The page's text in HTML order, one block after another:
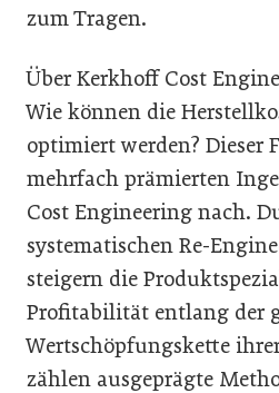
zum Tragen.
Über Kerkhoff Cost
Wie können die
optimiert werden? Dieser
mehrfach prämierten
Cost Engineering nach.
systematischen Re-
steigern die
Profitabilität entlang der
Wertschöpfungskette
zählen ausgeprägte